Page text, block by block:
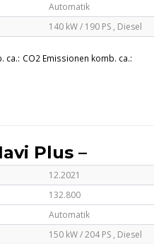
Automatik
140 kW / 190 PS , Diesel
ca.: CO2 Emissionen komb. ca.:
Plus –
12.2021
132.800
Automatik
150 kW / 204 PS , Diesel